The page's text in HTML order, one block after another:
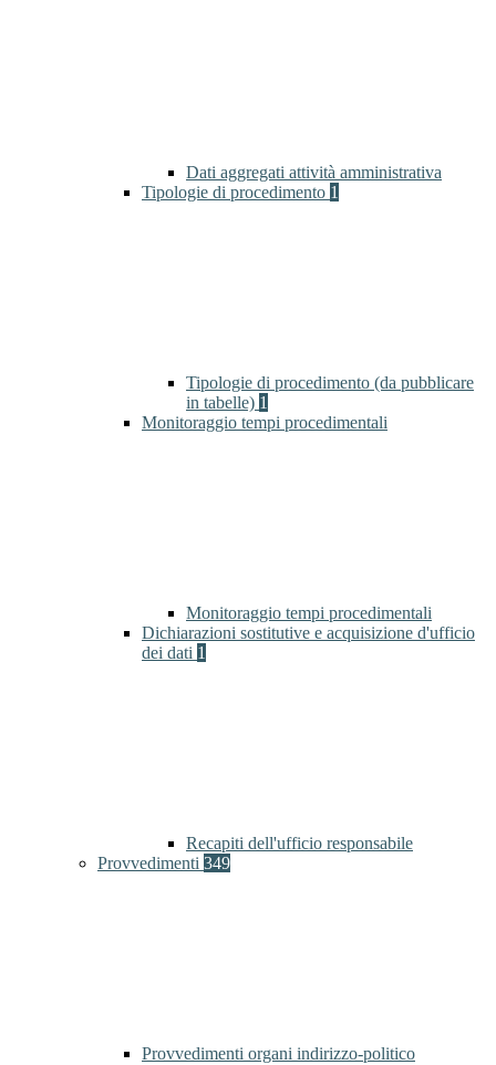
Dati aggregati attività amministrativa
Tipologie di procedimento 1
Tipologie di procedimento (da pubblicare
in tabelle) 1
Monitoraggio tempi procedimentali
Monitoraggio tempi procedimentali
Dichiarazioni sostitutive e acquisizione d'ufficio
dei dati 1
Recapiti dell'ufficio responsabile
Provvedimenti 349
Provvedimenti organi indirizzo-politico